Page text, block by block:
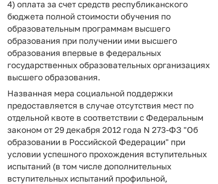
4) оплата за счет средств республиканского
бюджета полной стоимости обучения по
образовательным программам высшего
образования при получении ими высшего
образования впервые в федеральных
государственных образовательных организациях
высшего образования.
Названная мера социальной поддержки
предоставляется в случае отсутствия мест по
отдельной квоте в соответствии с Федеральным
законом от 29 декабря 2012 года N 273-ФЗ "Об
образовании в Российской Федерации" при
условии успешного прохождения вступительных
испытаний (в том числе дополнительных
вступительных испытаний профильной,